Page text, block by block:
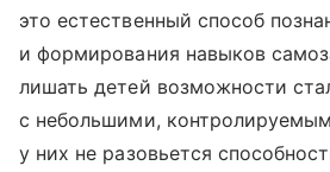
это естественный способ
и формирования навыков
лишать детей возможности
с небольшими,
у них не разовьется